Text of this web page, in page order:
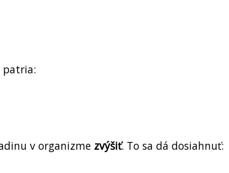
patria:
v organizme zvýšiť. To sa dá dosiahnuť: